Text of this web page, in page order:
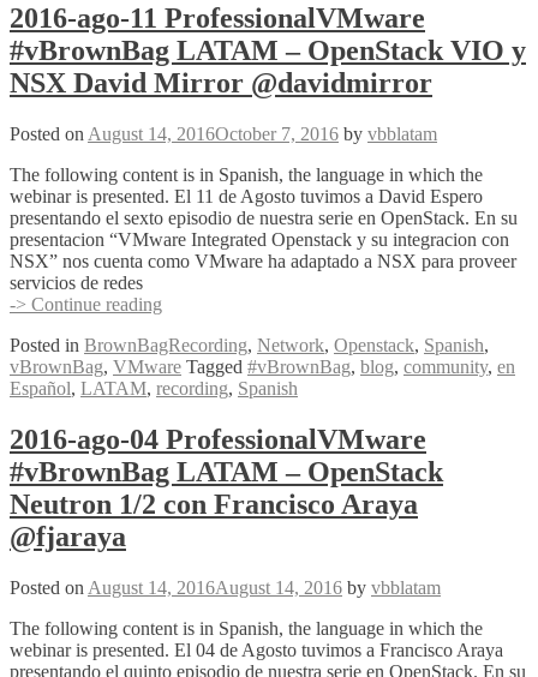
Docker:
Primeros
Pasos
con
Sergio
@mrserch
2016-ago-11 ProfessionalVMware
#vBrownBag LATAM – OpenStack VIO y
NSX David Mirror @davidmirror
Posted on August 14, 2016October 7, 2016 by vbblatam
The following content is in Spanish, the language in which the
webinar is presented. El 11 de Agosto tuvimos a David Espero
presentando el sexto episodio de nuestra serie en OpenStack. En su
presentacion “VMware Integrated Openstack y su integracion con
NSX” nos cuenta como VMware ha adaptado a NSX para proveer
servicios de redes
-> Continue reading
11
ProfessionalVMware
#vBrownBag
–
OpenStack
VIO
y
NSX
@davidmirror
Posted in BrownBagRecording, Network, Openstack, Spanish,
vBrownBag, VMware Tagged #vBrownBag, blog, community, en
Español, LATAM, recording, Spanish
2016-ago-04 ProfessionalVMware
#vBrownBag LATAM – OpenStack
Neutron 1/2 con Francisco Araya
@fjaraya
Posted on August 14, 2016August 14, 2016 by vbblatam
The following content is in Spanish, the language in which the
webinar is presented. El 04 de Agosto tuvimos a Francisco Araya
presentando el quinto episodio de nuestra serie en OpenStack. En su